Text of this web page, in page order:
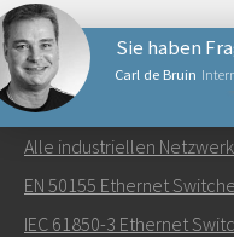
Carl de Bruin
Sie haben
Senden Sie eine E-Mail an
NETZWERKPRODUKTE
Alle industriellen
EN 50155 Ethernet
IEC 61850-3 Ethernet